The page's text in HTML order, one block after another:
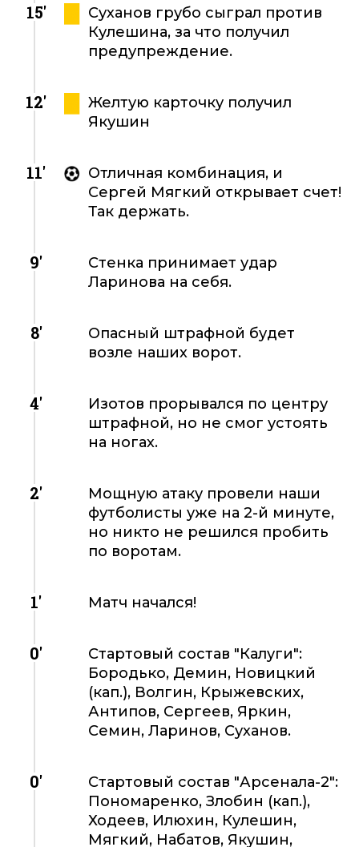
15'
Суханов грубо сыграл против
Кулешина, за что получил
предупреждение.
12'
Желтую карточку получил
Якушин
11'
Отличная комбинация, и
Сергей Мягкий открывает счет!
Так держать.
9'
Стенка принимает удар
Ларинова на себя.
8'
Опасный штрафной будет
возле наших ворот.
4'
Изотов прорывался по центру
штрафной, но не смог устоять
на ногах.
2'
Мощную атаку провели наши
футболисты уже на 2-й минуте,
но никто не решился пробить
по воротам.
1' Матч начался!
0'
Стартовый состав "Калуги":
Бородько, Демин, Новицкий
(кап.), Волгин, Крыжевских,
Антипов, Сергеев, Яркин,
Семин, Ларинов, Суханов.
0'
Стартовый состав "Арсенала-2":
Пономаренко, Злобин (кап.),
Ходеев, Илюхин, Кулешин,
Мягкий, Набатов, Якушин,